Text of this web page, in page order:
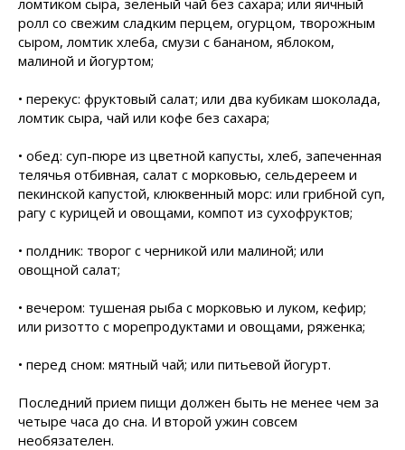
ломтиком сыра, зеленый чай без сахара; или яичный
ролл со свежим сладким перцем, огурцом, творожным
сыром, ломтик хлеба, смузи с бананом, яблоком,
малиной и йогуртом;
• перекус: фруктовый салат; или два кубикам шоколада,
ломтик сыра, чай или кофе без сахара;
• обед: суп-пюре из цветной капусты, хлеб, запеченная
телячья отбивная, салат с морковью, сельдереем и
пекинской капустой, клюквенный морс: или грибной суп,
рагу с курицей и овощами, компот из сухофруктов;
• полдник: творог с черникой или малиной; или
овощной салат;
• вечером: тушеная рыба с морковью и луком, кефир;
или ризотто с морепродуктами и овощами, ряженка;
• перед сном: мятный чай; или питьевой йогурт.
Последний прием пищи должен быть не менее чем за
четыре часа до сна. И второй ужин совсем
необязателен.